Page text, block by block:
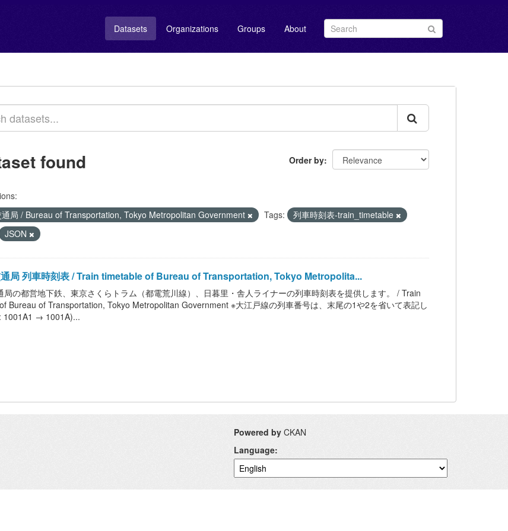
Datasets Organizations Groups About
Order by
found
局 / Bureau of Transportation, Tokyo Metropolitan Government
Tags:
列車時刻表-train_timetable
JSON
局 列車時刻表 / Train timetable of Bureau of Transportation, Tokyo Metropolita...
局の都営地下鉄、東京さくらトラム（都電荒川線）、日暮里・舎人ライナーの列車時刻表を提供します。 / Train
Bureau of Transportation, Tokyo Metropolitan Government ※大江戸線の列車番号は、末尾の1や2を省いて表記し
1001A1 → 1001A)...
Powered by CKAN
Language